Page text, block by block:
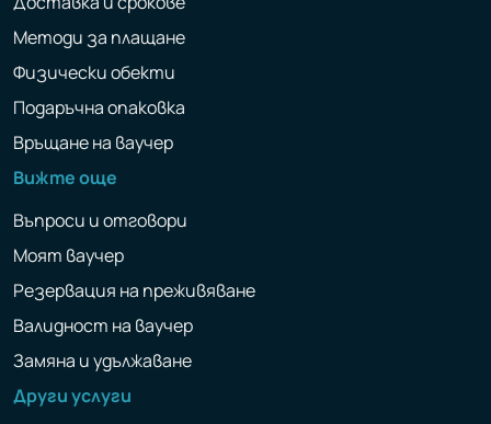
Методи за плащане
Физически обекти
Подаръчна опаковка
Връщане на ваучер
Вижте още
Въпроси и отговори
Моят ваучер
Резервация на преживяване
Валидност на ваучер
Замяна и удължаване
Други услуги